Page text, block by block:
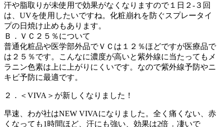
汗や脂取りが未使用で効果がなくなりますので１日２-３回
は、UVを使用したいですね。化粧崩れを防ぐスプレータイ
プの日焼け止めもあります。
Ｂ．ＶＣ２５％について
普通化粧品や医学部外品でＶＣは１２％ほどですが医療品で
は２５％です。こんなに濃度が高いと紫外線に当たってもメ
ラニン色素は上に上がりにくいです。なので紫外線予防やニ
キビ予防に最適です。
２．＜VIVA＞が新しくなりました！
早速、わが社はNEW VIVAになりました。全く痛くない、赤
くなっても1時間ほど、汗にも強い、効果は2倍．凄いで